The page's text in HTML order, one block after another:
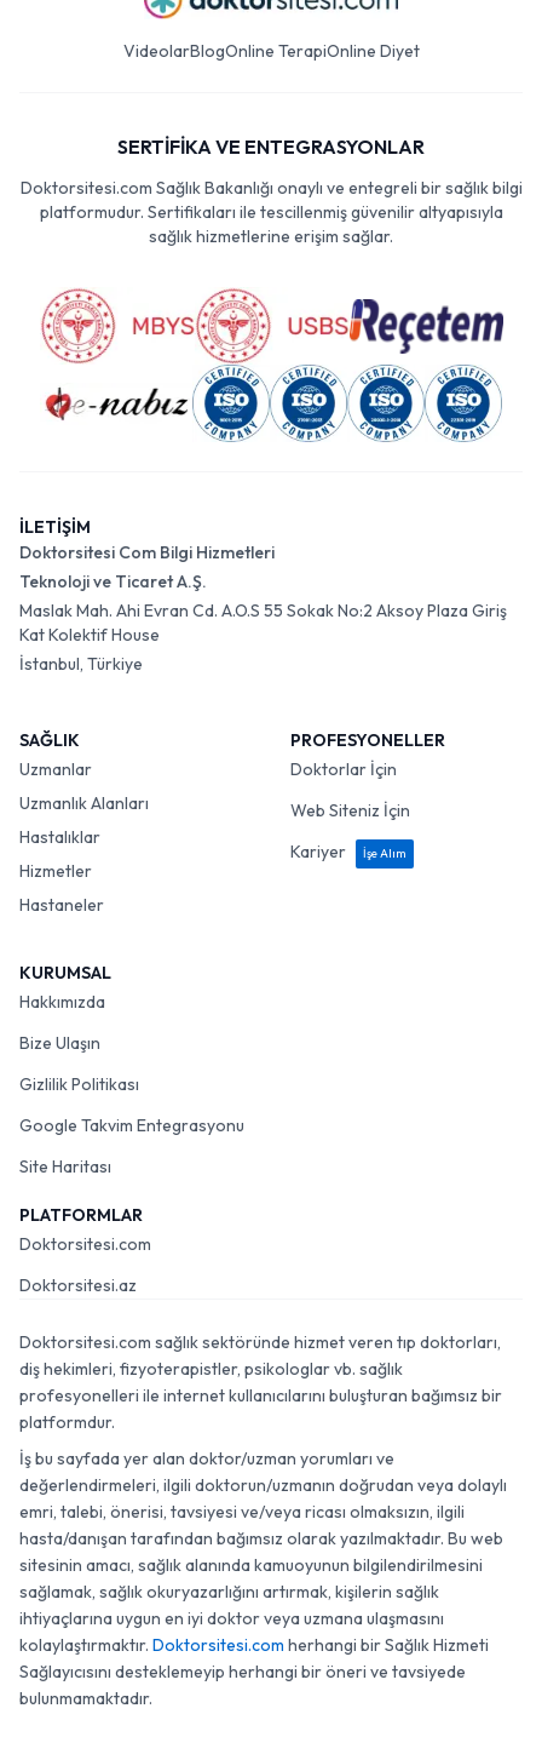
VideolarBlogOnline TerapiOnline Diyet
SERTİFİKA VE ENTEGRASYONLAR
Doktorsitesi.com Sağlık Bakanlığı onaylı ve entegreli bir sağlık bilgi
platformudur. Sertifikaları ile tescillenmiş güvenilir altyapısıyla
sağlık hizmetlerine erişim sağlar.
İLETİŞİM
Doktorsitesi Com Bilgi Hizmetleri
Teknoloji ve Ticaret A.Ş.
Maslak Mah. Ahi Evran Cd. A.O.S 55 Sokak No:2 Aksoy Plaza Giriş
Kat Kolektif House
İstanbul, Türkiye
SAĞLIK
Uzmanlar
Uzmanlık Alanları
Hastalıklar
Hizmetler
Hastaneler
PROFESYONELLER
Doktorlar İçin
Web Siteniz İçin
Kariyer
İşe Alım
KURUMSAL
Hakkımızda
Bize Ulaşın
Gizlilik Politikası
Google Takvim Entegrasyonu
Site Haritası
PLATFORMLAR
Doktorsitesi.com
Doktorsitesi.az
Doktorsitesi.com sağlık sektöründe hizmet veren tıp doktorları,
diş hekimleri, fizyoterapistler, psikologlar vb. sağlık
profesyonelleri ile internet kullanıcılarını buluşturan bağımsız bir
platformdur.
İş bu sayfada yer alan doktor/uzman yorumları ve
değerlendirmeleri, ilgili doktorun/uzmanın doğrudan veya dolaylı
emri, talebi, önerisi, tavsiyesi ve/veya ricası olmaksızın, ilgili
hasta/danışan tarafından bağımsız olarak yazılmaktadır. Bu web
sitesinin amacı, sağlık alanında kamuoyunun bilgilendirilmesini
sağlamak, sağlık okuryazarlığını artırmak, kişilerin sağlık
ihtiyaçlarına uygun en iyi doktor veya uzmana ulaşmasını
kolaylaştırmaktır. Doktorsitesi.com herhangi bir Sağlık Hizmeti
Sağlayıcısını desteklemeyip herhangi bir öneri ve tavsiyede
bulunmamaktadır.